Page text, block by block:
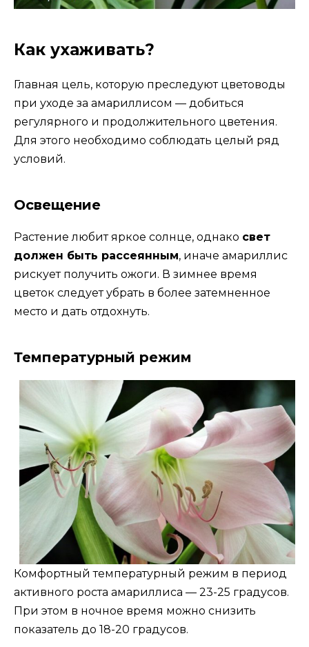
Как ухаживать?
Главная цель, которую преследуют цветоводы
при уходе за амариллисом — добиться
регулярного и продолжительного цветения.
Для этого необходимо соблюдать целый ряд
условий.
Освещение
Растение любит яркое солнце, однако свет
должен быть рассеянным, иначе амариллис
рискует получить ожоги. В зимнее время
цветок следует убрать в более затемненное
место и дать отдохнуть.
Температурный режим
Комфортный температурный режим в период
активного роста амариллиса — 23-25 градусов.
При этом в ночное время можно снизить
показатель до 18-20 градусов.